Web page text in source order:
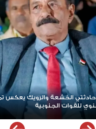
سفينة تجارية في خليج عدن